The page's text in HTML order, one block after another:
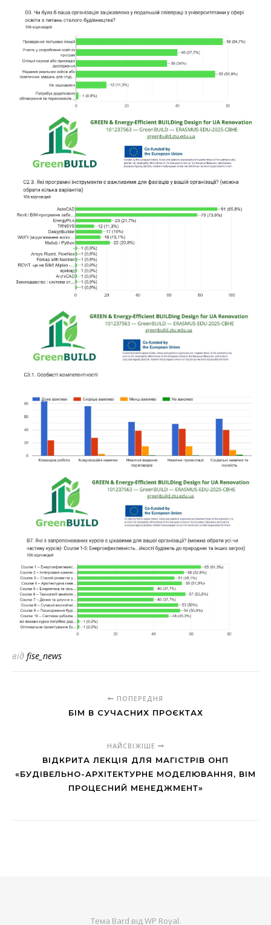
від fise_news
ПОПЕРЕДНЯ
БІМ В СУЧАСНИХ ПРОЄКТАХ
НАЙСВІЖІШЕ
ВІДКРИТА ЛЕКЦІЯ ДЛЯ МАГІСТРІВ ОНП
«БУДІВЕЛЬНО-АРХІТЕКТУРНЕ МОДЕЛЮВАННЯ, ВІМ
ПРОЦЕСНИЙ МЕНЕДЖМЕНТ»
Тема Bard відWP Royal.